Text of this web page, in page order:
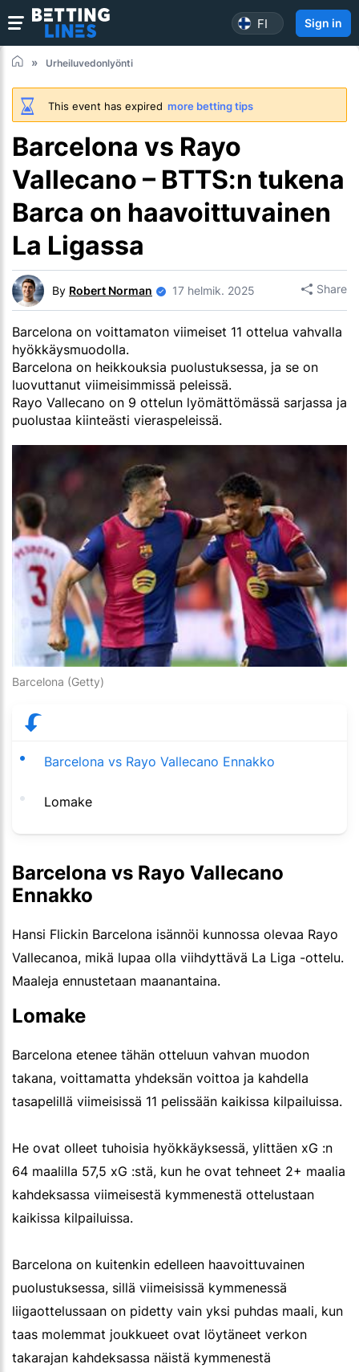
FI Sign in
Urheiluvedonlyönti
This event has expired more betting tips
Barcelona vs Rayo
Vallecano – BTTS:n tukena
Barca on haavoittuvainen
La Ligassa
By Robert Norman 17 helmik. 2025 Share
Barcelona on voittamaton viimeiset 11 ottelua vahvalla
hyökkäysmuodolla.
Barcelona on heikkouksia puolustuksessa, ja se on
luovuttanut viimeisimmissä peleissä.
Rayo Vallecano on 9 ottelun lyömättömässä sarjassa ja
puolustaa kiinteästi vieraspeleissä.
Barcelona (Getty)
Barcelona vs Rayo Vallecano Ennakko
Lomake
Barcelona vs Rayo Vallecano
Ennakko
Hansi Flickin Barcelona isännöi kunnossa olevaa Rayo
Vallecanoa, mikä lupaa olla viihdyttävä La Liga -ottelu.
Maaleja ennustetaan maanantaina.
Lomake
Barcelona etenee tähän otteluun vahvan muodon
takana, voittamatta yhdeksän voittoa ja kahdella
tasapelillä viimeisissä 11 pelissään kaikissa kilpailuissa.
He ovat olleet tuhoisia hyökkäyksessä, ylittäen xG :n
64 maalilla 57,5 xG :stä, kun he ovat tehneet 2+ maalia
kahdeksassa viimeisestä kymmenestä ottelustaan
kaikissa kilpailuissa.
Barcelona on kuitenkin edelleen haavoittuvainen
puolustuksessa, sillä viimeisissä kymmenessä
liigaottelussaan on pidetty vain yksi puhdas maali, kun
taas molemmat joukkueet ovat löytäneet verkon
takarajan kahdeksassa näistä kymmenestä